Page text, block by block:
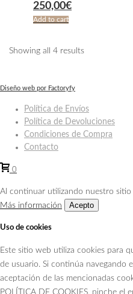
250,00€
Add to cart
Showing all 4 results
Diseño web por Factoryfy
Política de Envíos
Política de Devoluciones
Condiciones de Compra
Contacto
0
Al continuar utilizando nuestro
Más información
Acepto
Uso de cookies
Este sitio web utiliza cookies para
de usuario. Si continúa navegando
aceptación de las mencionadas
POLÍTICA DE COOKIES , pinche el